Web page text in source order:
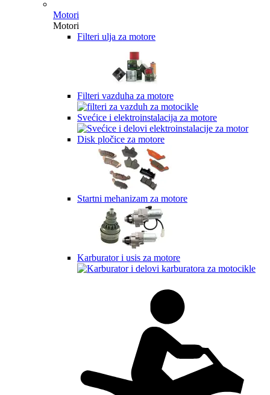
Motori
Motori
Filteri ulja za motore
Filteri vazduha za motore
Svećice i elektroinstalacija za motore
Disk pločice za motore
Startni mehanizam za motore
Karburator i usis za motore